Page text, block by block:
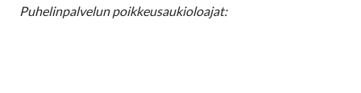
Puhelinpalvelun poikkeusaukioloajat: